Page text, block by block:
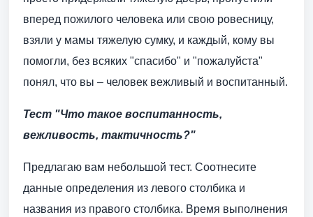
вперед пожилого человека или свою ровесницу,
взяли у мамы тяжелую сумку, и каждый, кому вы
помогли, без всяких "спасибо" и "пожалуйста"
понял, что вы – человек вежливый и воспитанный.
Тест "Что такое воспитанность,
вежливость, тактичность?"
Предлагаю вам небольшой тест. Соотнесите
данные определения из левого столбика и
названия из правого столбика. Время выполнения